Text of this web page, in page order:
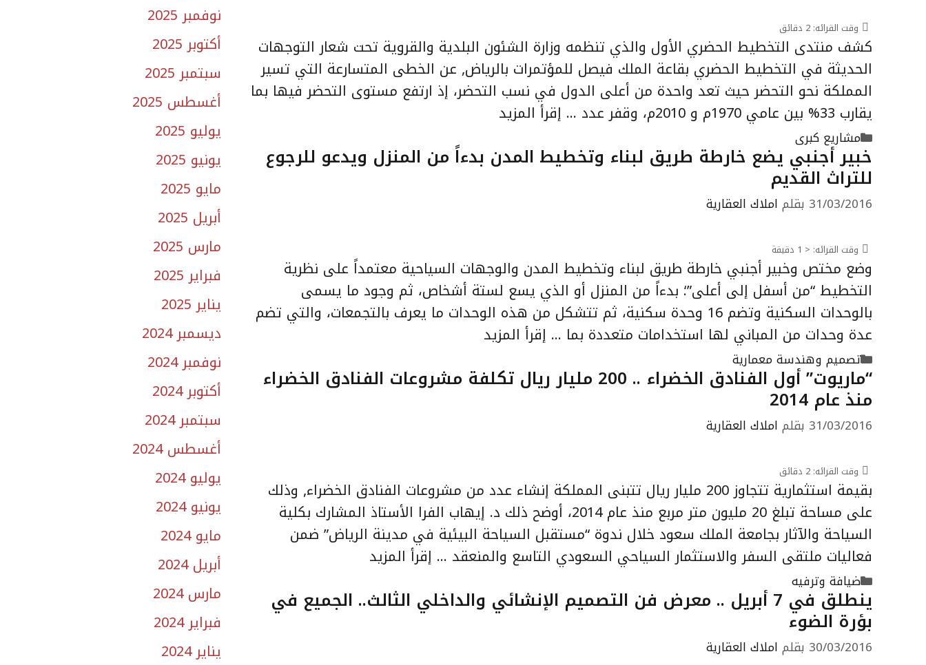
وقت القرائه: 2 دقائق
كشف منتدى التخطيط الحضري الأول والذي تنظمه وزارة الشئون البلدية والقروية تحت شعار التوجهات
الحديثة في التخطيط الحضري بقاعة الملك فيصل للمؤتمرات بالرياض, عن الخطى المتسارعة التي تسير
المملكة نحو التحضر حيث تعد واحدة من أعلى الدول في نسب التحضر، إذ ارتفع مستوى التحضر فيها بما
يقارب 33% بين عامي 1970م و 2010م، وقفر عدد …
إقرأ المزيد
التصنيفات
مشاريع كبرى
خبير أجنبي يضع خارطة طريق لبناء وتخطيط المدن بدءاً من المنزل ويدعو للرجوع
للتراث القديم
31/03/2016 بقلم املاك العقارية
وقت القرائه: < 1 دقيقة
وضع مختص وخبير أجنبي خارطة طريق لبناء وتخطيط المدن والوجهات السياحية معتمداً على نظرية
التخطيط “من أسفل إلى أعلى”؛ بدءاً من المنزل أو الذي يسع لستة أشخاص، ثم وجود ما يسمى
بالوحدات السكنية وتضم 16 وحدة سكنية، ثم تتشكل من هذه الوحدات ما يعرف بالتجمعات، والتي تضم
عدة وحدات من المباني لها استخدامات متعددة بما … إقرأ المزيد
التصنيفات
تصميم وهندسة معمارية
“ماريوت” أول الفنادق الخضراء .. 200 مليار ريال تكلفة مشروعات الفنادق الخضراء
منذ عام 2014
31/03/2016 بقلم املاك العقارية
وقت القرائه: 2 دقائق
بقيمة استثمارية تتجاوز 200 مليار ريال تتبنى المملكة إنشاء عدد من مشروعات الفنادق الخضراء, وذلك
على مساحة تبلغ 20 مليون متر مربع منذ عام 2014، أوضح ذلك د. إيهاب الفرا الأستاذ المشارك بكلية
السياحة والآثار بجامعة الملك سعود خلال ندوة “مستقبل السياحة البيئية في مدينة الرياض” ضمن
فعاليات ملتقى السفر والاستثمار السياحي السعودي التاسع والمنعقد … إقرأ المزيد
التصنيفات
ضيافة وترفيه
ينطلق في 7 أبريل .. معرض فن التصميم الإنشائي والداخلي الثالث.. الجميع في
بؤرة الضوء
30/03/2016 بقلم املاك العقارية
نوفمبر 2025
أكتوبر 2025
سبتمبر 2025
أغسطس 2025
يوليو 2025
يونيو 2025
مايو 2025
أبريل 2025
مارس 2025
فبراير 2025
يناير 2025
ديسمبر 2024
نوفمبر 2024
أكتوبر 2024
سبتمبر 2024
أغسطس 2024
يوليو 2024
يونيو 2024
مايو 2024
أبريل 2024
مارس 2024
فبراير 2024
يناير 2024